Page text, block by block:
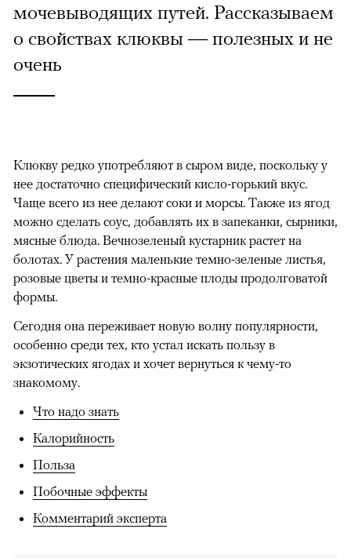
мочевыводящих путей. Рассказываем
о свойствах клюквы — полезных и не
очень
Клюкву редко употребляют в сыром виде, поскольку у
нее достаточно специфический кисло-горький вкус.
Чаще всего из нее делают соки и морсы. Также из ягод
можно сделать соус, добавлять их в запеканки, сырники,
мясные блюда. Вечнозеленый кустарник растет на
болотах. У растения маленькие темно-зеленые листья,
розовые цветы и темно-красные плоды продолговатой
формы.
Сегодня она переживает новую волну популярности,
особенно среди тех, кто устал искать пользу в
экзотических ягодах и хочет вернуться к чему-то
знакомому.
Что надо знать
Калорийность
Польза
Побочные эффекты
Комментарий эксперта